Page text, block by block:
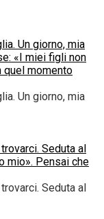
Un giorno, mia
«I miei figli non
quel momento
Un giorno, mia
Seduta al
mio». Pensai che
Seduta al